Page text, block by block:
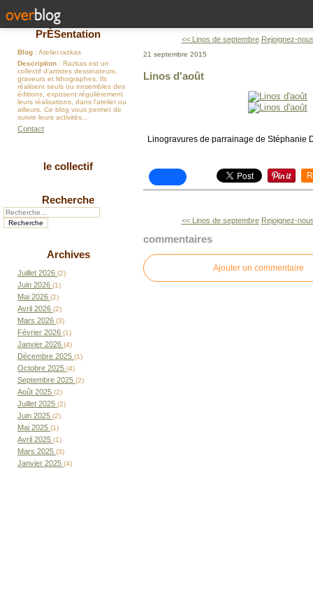
PrÉSentation
Blog : Atelier.razkas
Description : Razkas est un
collectif d'artistes dessinateurs,
graveurs et lithographes. Ils
réalisent seuls ou ensembles des
éditions, exposent régulièrement
leurs réalisations, dans l'atelier ou
ailleurs. Ce blog vous permet de
suivre leurs activités...
Contact
le collectif
Recherche
Archives
Juillet 2026 (2)
Juin 2026 (1)
Mai 2026 (2)
Avril 2026 (2)
Mars 2026 (3)
Février 2026 (1)
Janvier 2026 (4)
Décembre 2025 (1)
Octobre 2025 (4)
Septembre 2025 (2)
Août 2025 (2)
Juillet 2025 (2)
Juin 2025 (2)
Mai 2025 (1)
Avril 2025 (1)
Mars 2025 (3)
Janvier 2025 (4)
<< Linos de septembre Rejoignez-
21 septembre 2015
Linos d'août
Linogravures de parrainage de Stéphanie
<< Linos de septembre Rejoignez-
commentaires
Ajouter un commentaire